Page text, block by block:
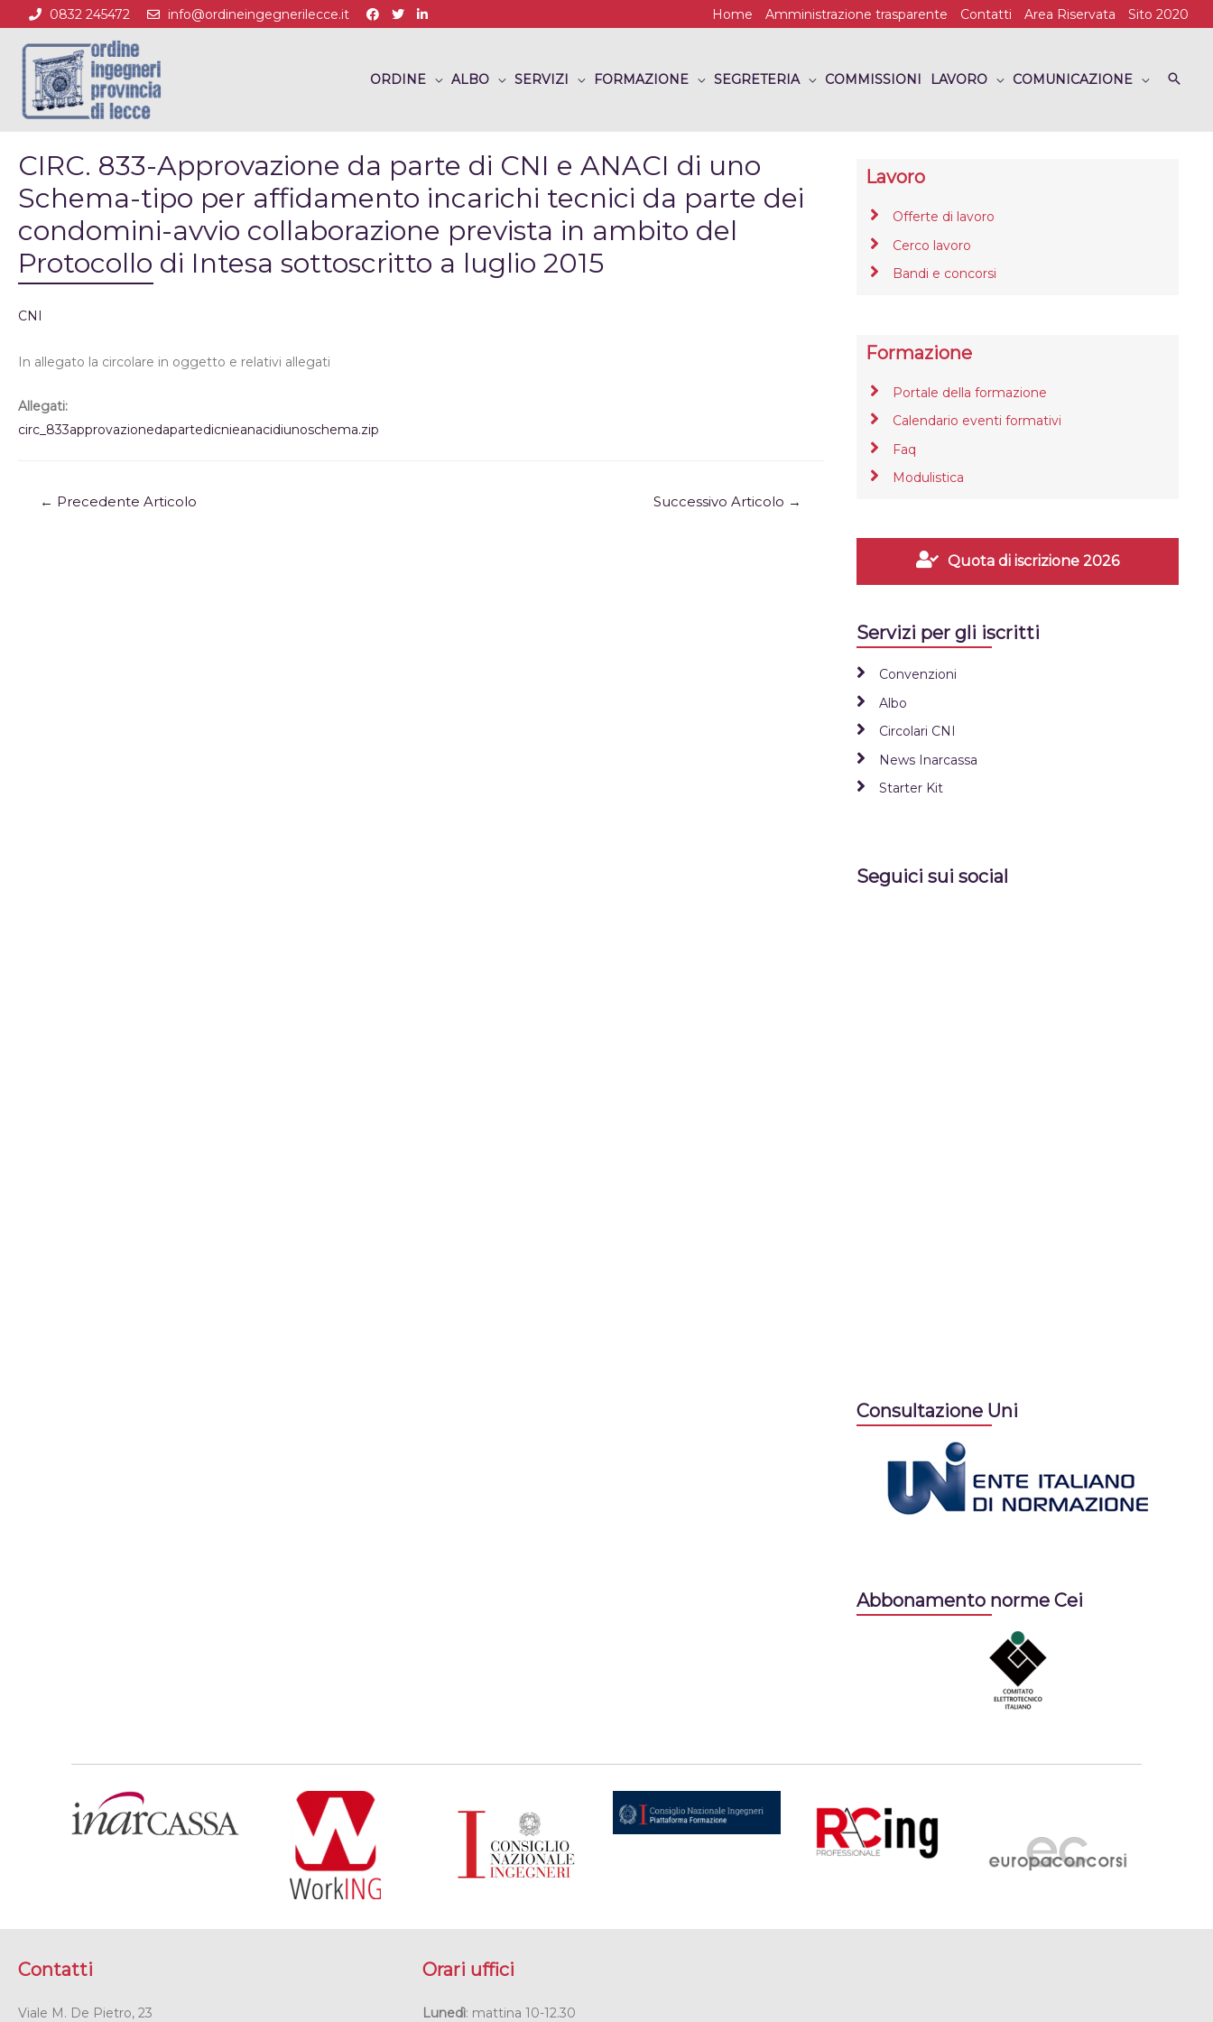
0832 245472 info@ordineingegnerilecce.it Home Amministrazione trasparente Contatti Area Riservata Sito 2020
ORDINE ALBO SERVIZI FORMAZIONE SEGRETERIA COMMISSIONI LAVORO COMUNICAZIONE
CIRC. 833-Approvazione da parte di CNI e ANACI di uno
Schema-tipo per affidamento incarichi tecnici da parte dei
condomini-avvio collaborazione prevista in ambito del
Protocollo di Intesa sottoscritto a luglio 2015
CNI
In allegato la circolare in oggetto e relativi allegati
Allegati:
circ_833approvazionedapartedicnieanacidiunoschema.zip
← Precedente Articolo Successivo Articolo →
Lavoro
Offerte di lavoro
Cerco lavoro
Bandi e concorsi
Formazione
Portale della formazione
Calendario eventi formativi
Faq
Modulistica
Quota di iscrizione 2026
Servizi per gli iscritti
Convenzioni
Albo
Circolari CNI
News Inarcassa
Starter Kit
Seguici sui social
Consultazione Uni
Abbonamento norme Cei
Contatti
Viale M. De Pietro, 23
Orari uffici
Lunedì: mattina 10-12.30